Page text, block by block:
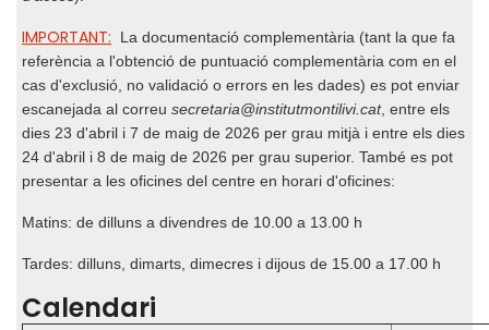
IMPORTANT:
La documentació complementària (tant la que fa
referència a l'obtenció de puntuació complementària com en el
cas d'exclusió, no validació o errors en les dades) es pot enviar
escanejada al correu secretaria@institutmontilivi.cat, entre els
dies 23 d'abril i 7 de maig de 2026 per grau mitjà i entre els dies
24 d'abril i 8 de maig de 2026 per grau superior. També es pot
presentar a les oficines del centre en horari d'oficines:
Matins: de dilluns a divendres de 10.00 a 13.00 h
Tardes: dilluns, dimarts, dimecres i dijous de 15.00 a 17.00 h
Calendari